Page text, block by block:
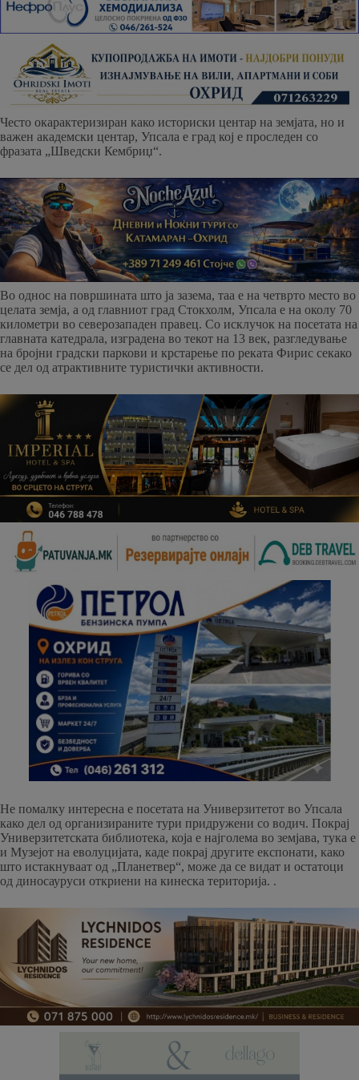
Често окарактеризиран како историски центар на земјата, но и
важен академски центар, Упсала е град кој е проследен со
фразата „Шведски Кембриџ“.
Во однос на површината што ја зазема, таа е на четврто место во
целата земја, а од главниот град Стокхолм, Упсала е на околу 70
километри во северозападен правец. Со исклучок на посетата на
главната катедрала, изградена во текот на 13 век, разгледување
на бројни градски паркови и крстарење по реката Фирис секако
се дел од атрактивните туристички активности.
Не помалку интересна е посетата на Универзитетот во Упсала
како дел од организираните тури придружени со водич. Покрај
Универзитетската библиотека, која е најголема во земјава, тука е
и Музејот на еволуцијата, каде покрај другите експонати, како
што истакнуваат од „Планетвер“, може да се видат и остатоци
од диносауруси откриени на кинеска територија. .